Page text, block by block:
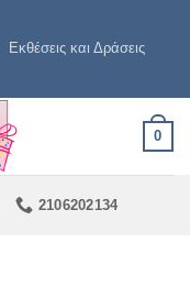
Εκθέσεις και Δράσεις
0
2106202134